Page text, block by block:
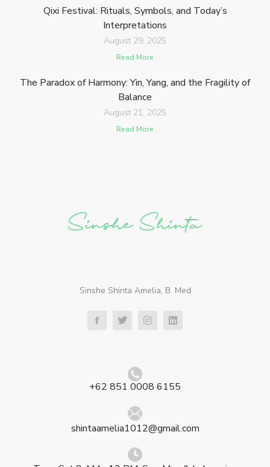
Qixi Festival: Rituals, Symbols, and Today’s
Interpretations
August 29, 2025
Read More
The Paradox of Harmony: Yin, Yang, and the Fragility of
Balance
August 21, 2025
Read More
Sinshe Shinta Amelia, B. Med
+62 851 0008 6155
shintaamelia1012@gmail.com